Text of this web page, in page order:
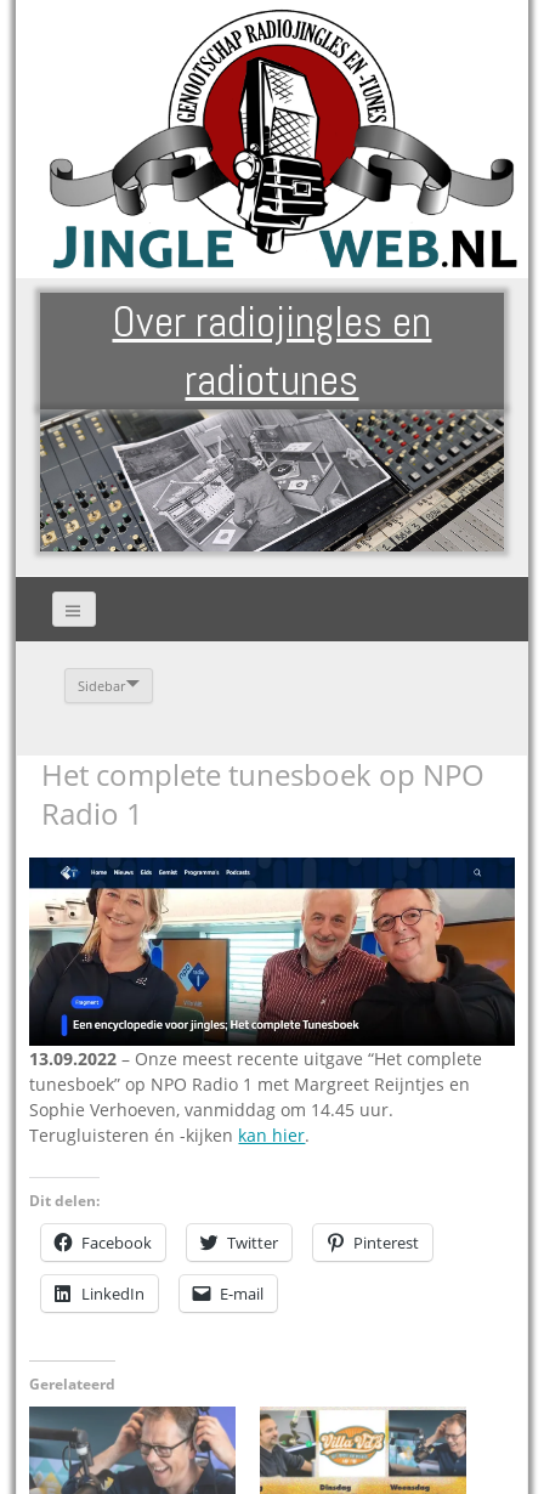
Over radiojingles en
radiotunes
Sidebar
Het complete tunesboek op NPO
Radio 1
13.09.2022 – Onze meest recente uitgave “Het complete
tunesboek” op NPO Radio 1 met Margreet Reijntjes en
Sophie Verhoeven, vanmiddag om 14.45 uur.
Terugluisteren én -kijken kan hier.
Dit delen:
Facebook Twitter Pinterest
LinkedIn E-mail
Gerelateerd